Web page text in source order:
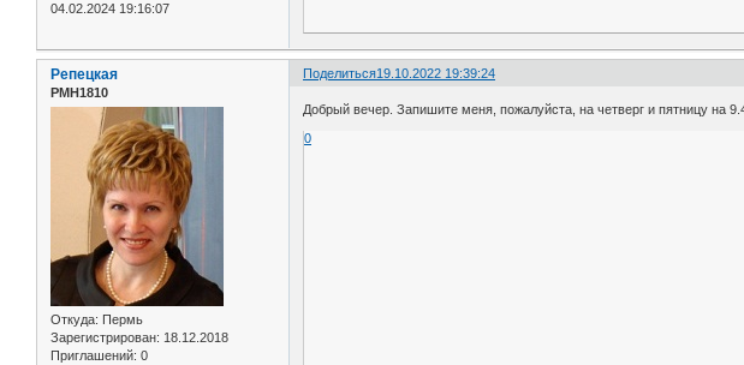
04.02.2024 19:16:07
Поделиться19.10.2022 19:39:24
Репецкая
РМН1810
Откуда: Пермь
Зарегистрирован: 18.12.2018
Приглашений: 0
Добрый вечер. Запишите меня, пожалуйста, на четверг и пятницу на
0